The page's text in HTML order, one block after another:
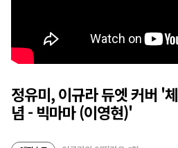
정유미, 이규라 듀엣 커버 '체
념 - 빅마마 (이영현)'